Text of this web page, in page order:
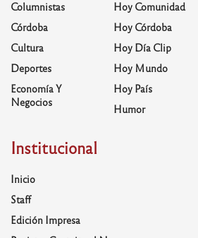
Columnistas
Córdoba
Cultura
Deportes
Economía Y
Negocios
Hoy Comunidad
Hoy Córdoba
Hoy Día Clip
Hoy Mundo
Hoy País
Humor
Institucional
Inicio
Staff
Edición Impresa